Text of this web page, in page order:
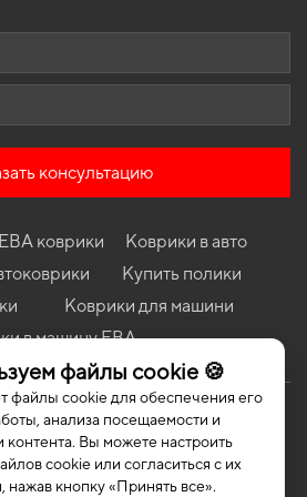
файлы cookie 🍪
файлы cookie для обеспечения его
анализа посещаемости и
контента. Вы можете настроить
cookie или согласиться с их
кнопку «Принять все».
(LD) 2003-2008 I поколение EU
XU20 2000 - 2008 I
Vitara 1998 - 2005 I поколение
i20 (GB) 2014-2020 II поколение EU
– … II поколение China Crossover
- 2009 I поколение EU Hatchback
- 2004 I поколение EU Coupe
консультацию
ЕВА коврики
Коврики в авто
Купить полики
Коврики для машини
в машину ЕВА
Публичная оферта